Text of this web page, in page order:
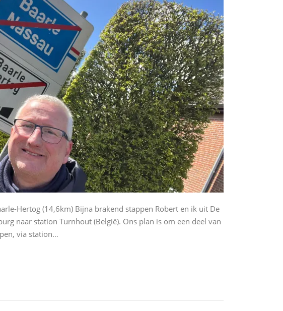
Hertog (14,6km) Bijna brakend stappen Robert en ik uit De
naar station Turnhout (België). Ons plan is om een deel van
via station…